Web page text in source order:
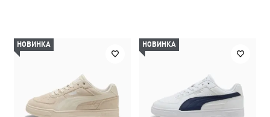
НОВИНКА НОВИНКА